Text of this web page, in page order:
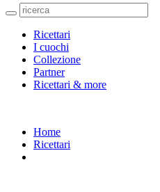
Ricettari
I cuochi
Collezione
Partner
Ricettari & more
Home
Ricettari